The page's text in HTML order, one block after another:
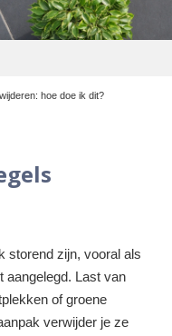
hoe doe ik dit?
storend zijn, vooral als
aangelegd. Last van
of groene
verwijder je ze